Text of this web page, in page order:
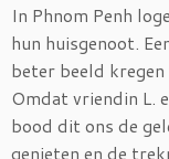
In Phnom Penh
hun huisgenoot.
beter beeld kregen
Omdat vriendin L.
bood dit ons de
genieten en de